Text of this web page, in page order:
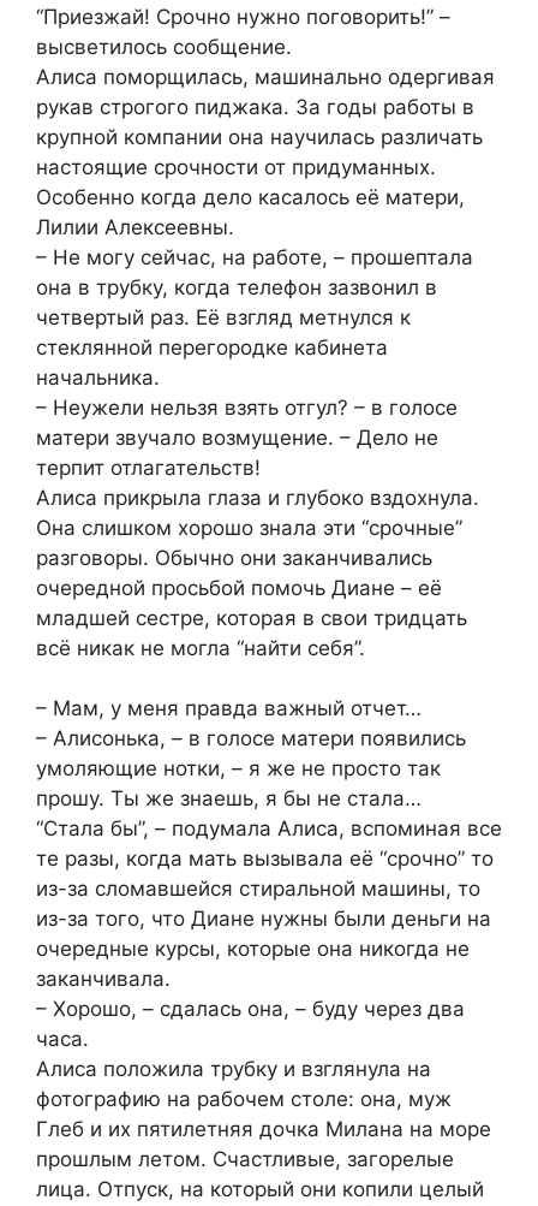
“Приезжай! Срочно нужно поговорить!” –
высветилось сообщение.
Алиса поморщилась, машинально одергивая
рукав строгого пиджака. За годы работы в
крупной компании она научилась различать
настоящие срочности от придуманных.
Особенно когда дело касалось её матери,
Лилии Алексеевны.
– Не могу сейчас, на работе, – прошептала
она в трубку, когда телефон зазвонил в
четвертый раз. Её взгляд метнулся к
стеклянной перегородке кабинета
начальника.
– Неужели нельзя взять отгул? – в голосе
матери звучало возмущение. – Дело не
терпит отлагательств!
Алиса прикрыла глаза и глубоко вздохнула.
Она слишком хорошо знала эти “срочные”
разговоры. Обычно они заканчивались
очередной просьбой помочь Диане – её
младшей сестре, которая в свои тридцать
всё никак не могла “найти себя”.
– Мам, у меня правда важный отчет…
– Алисонька, – в голосе матери появились
умоляющие нотки, – я же не просто так
прошу. Ты же знаешь, я бы не стала…
“Стала бы”, – подумала Алиса, вспоминая все
те разы, когда мать вызывала её “срочно” то
из-за сломавшейся стиральной машины, то
из-за того, что Диане нужны были деньги на
очередные курсы, которые она никогда не
заканчивала.
– Хорошо, – сдалась она, – буду через два
часа.
Алиса положила трубку и взглянула на
фотографию на рабочем столе: она, муж
Глеб и их пятилетняя дочка Милана на море
прошлым летом. Счастливые, загорелые
лица. Отпуск, на который они копили целый